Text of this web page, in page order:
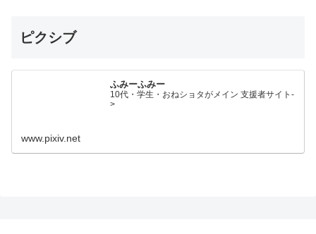
ピクシブ
ふみーふみー
10代・学生・おねショタがメイン 支援者サイト-
>
www.pixiv.net